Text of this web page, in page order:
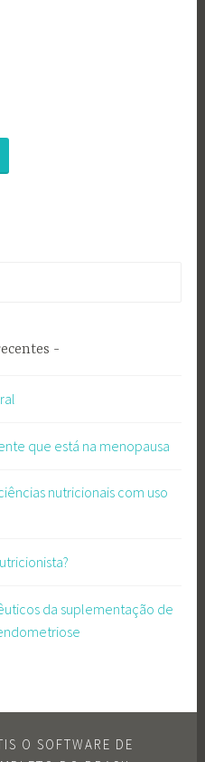
que está na menopausa
nutricionais com uso
da suplementação de
O SOFTWARE DE